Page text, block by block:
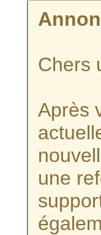
Chers
Après
une